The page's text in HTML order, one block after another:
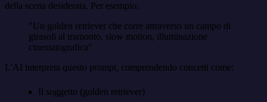
della scena desiderata. Per esempio:
"Un golden retriever che corre attraverso un campo di
girasoli al tramonto, slow motion, illuminazione
cinematografica"
L'AI interpreta questo prompt, comprendendo concetti come:
Il soggetto (golden retriever)